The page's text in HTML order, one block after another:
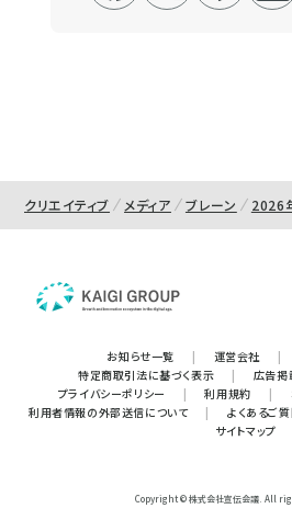
クリエイティブ メディア ブレーン 2026
お知らせ一覧 | 運営会社 |
特定商取引法に基づく表示
| 広告掲
プライバシーポリシー
| 利用規約 |
利用者情報の外部送信について
| よくあるご質
サイトマップ
Copyright © 株式会社宣伝会議. All